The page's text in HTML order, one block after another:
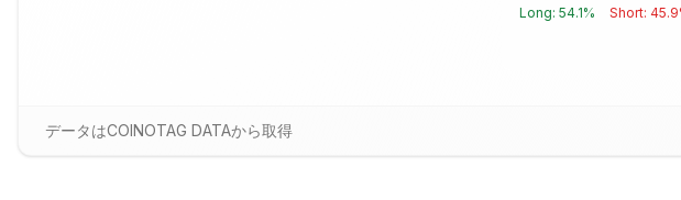
Long: 54.1% Short: 45.9
データはCOINOTAG DATAから取得